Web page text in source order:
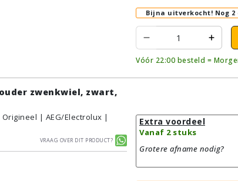
Bijna uitverkocht! Nog
Vóór 22:00 besteld =
zwenkwiel, zwart,
| AEG/Electrolux |
Vraag over dit product?
Extra voordeel
Vanaf 2 stuks
Grotere afname nodig?